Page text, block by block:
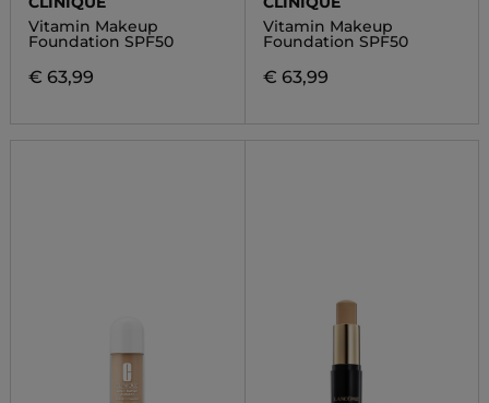
Vitamin Makeup
Foundation SPF50
€ 63,99
Vitamin Makeup
Foundation SPF50
€ 63,99